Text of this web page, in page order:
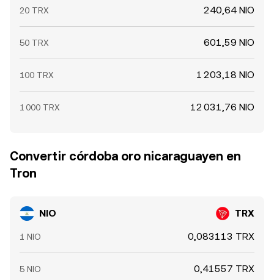
20 TRX 240,64 NIO
50 TRX 601,59 NIO
100 TRX 1 203,18 NIO
1 000 TRX 12 031,76 NIO
Convertir córdoba oro nicaraguayen en
Tron
NIO TRX
1 NIO 0,083113 TRX
5 NIO 0,41557 TRX